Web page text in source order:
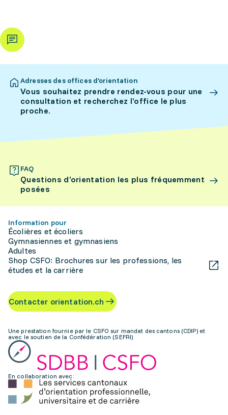
Adresses des offices d’orientation
Vous souhaitez prendre rendez-vous pour une
consultation et recherchez l’office le plus
proche.
FAQ
Questions d’orientation les plus fréquemment
posées
Information pour
Écolières et écoliers
Gymnasiennes et gymnasiens
Adultes
Shop CSFO: Brochures sur les professions, les
études et la carrière
Contacter orientation.ch
Une prestation fournie par le CSFO sur mandat des cantons (CDIP) et
avec le soutien de la Confédération (SEFRI)
En collaboration avec: